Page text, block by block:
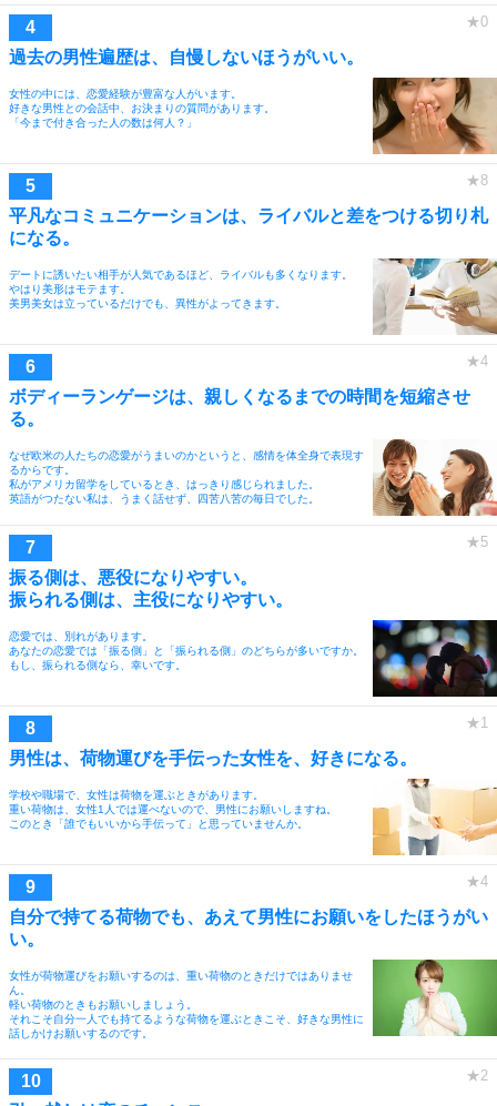
過去の男性遍歴は、自慢しないほうがいい。
女性の中には、恋愛経験が豊富な人がいます。
好きな男性との会話中、お決まりの質問があります。
「今まで付き合った人の数は何人？」
平凡なコミュニケーションは、ライバルと差をつける切り札
になる。
デートに誘いたい相手が人気であるほど、ライバルも多くなります。
やはり美形はモテます。
美男美女は立っているだけでも、異性がよってきます。
ボディーランゲージは、親しくなるまでの時間を短縮させ
る。
なぜ欧米の人たちの恋愛がうまいのかというと、感情を体全身で表現す
るからです。
私がアメリカ留学をしているとき、はっきり感じられました。
英語がつたない私は、うまく話せず、四苦八苦の毎日でした。
振る側は、悪役になりやすい。
振られる側は、主役になりやすい。
恋愛では、別れがあります。
あなたの恋愛では「振る側」と「振られる側」のどちらが多いですか。
もし、振られる側なら、幸いです。
男性は、荷物運びを手伝った女性を、好きになる。
学校や職場で、女性は荷物を運ぶときがあります。
重い荷物は、女性1人では運べないので、男性にお願いしますね。
このとき「誰でもいいから手伝って」と思っていませんか。
自分で持てる荷物でも、あえて男性にお願いをしたほうがい
い。
女性が荷物運びをお願いするのは、重い荷物のときだけではありませ
ん。
軽い荷物のときもお願いしましょう。
それこそ自分一人でも持てるような荷物を運ぶときこそ、好きな男性に
話しかけお願いするのです。